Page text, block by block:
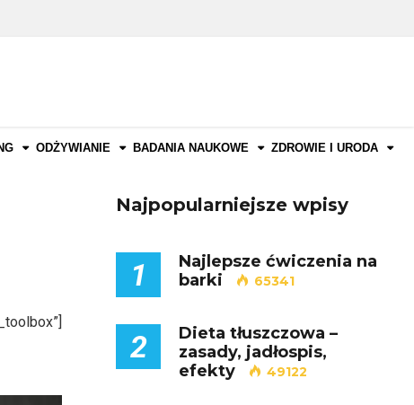
ODŻYWIANIE BADANIA NAUKOWE ZDROWIE I URODA
Najpopularniejsze wpisy
1
Najlepsze ćwiczenia na
barki
65341
2
Dieta tłuszczowa –
zasady, jadłospis,
efekty
49122